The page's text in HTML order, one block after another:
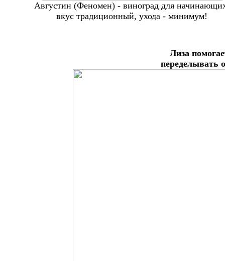
Августин (Феномен) - виноград для
вкус традиционный, ухода - минимум!
Лиза
переделывать